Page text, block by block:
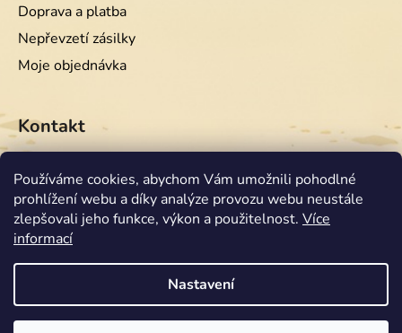
Používáme cookies, abychom Vám umožnili pohodlné
prohlížení webu a díky analýze provozu webu neustále
zlepšovali jeho funkce, výkon a použitelnost. Více
informací
Nastavení
Doprava a platba
Nepřevzetí zásilky
Moje objednávka
Kontakt
info @equiwest.cz
+420724001554